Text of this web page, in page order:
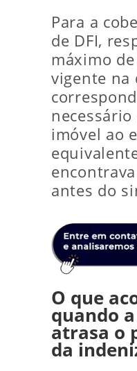
Para a
de DFI,
máximo
vigente na
imóvel ao
antes do
O que
quando
atrasa o
da